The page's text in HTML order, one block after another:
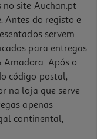
no site Auchan.pt
Antes do registo e
servem
para entregas
Após o
código postal,
na loja que serve
apenas
continental,